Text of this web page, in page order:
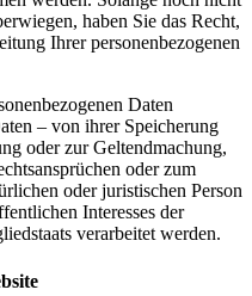
haben Sie das Recht,
Ihrer personenbezogenen
Daten
– von ihrer Speicherung
oder zur Geltendmachung,
oder zum
oder juristischen Person
Interesses der
verarbeitet werden.